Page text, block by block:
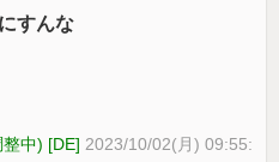
すんな
中) [DE] 2023/10/02(月) 09:55: